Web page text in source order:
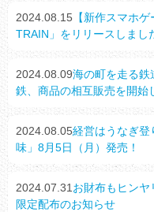
2024.08.15 【新作スマホ
TRAIN」をリリースしまし
2024.08.09海の町を走る鉄
鉄、商品の相互販売を開始
2024.08.05経営はうなぎ登
味」8月5日（月）発売！
2024.07.31お財布もヒン
限定配布のお知らせ